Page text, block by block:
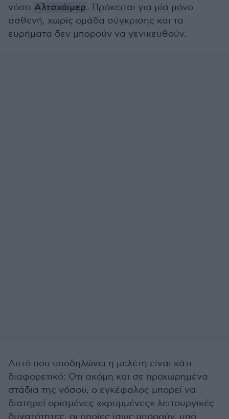
νόσο Αλτσχάιμερ. Πρόκειται για μία μόνο
ασθενή, χωρίς ομάδα σύγκρισης και τα
ευρήματα δεν μπορούν να γενικευθούν.
Αυτό που υποδηλώνει η μελέτη είναι κάτι
διαφορετικό: Οτι ακόμη και σε προχωρημένα
στάδια της νόσου, ο εγκέφαλος μπορεί να
διατηρεί ορισμένες «κρυμμένες» λειτουργικές
δυνατότητες, οι οποίες ίσως μπορούν, υπό